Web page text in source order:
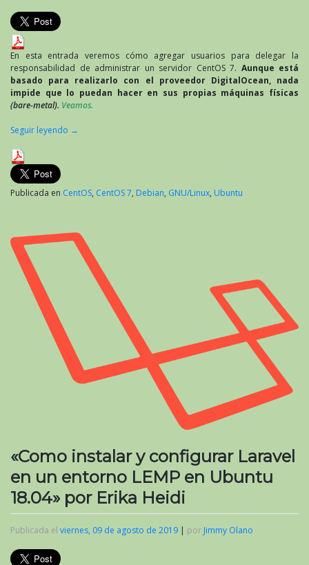
7:
servidor
en
DigitalOcean
En esta entrada veremos cómo agregar usuarios para delegar la
responsabilidad de administrar un servidor CentOS 7. Aunque está
basado para realizarlo con el proveedor DigitalOcean, nada
impide que lo puedan hacer en sus propias máquinas físicas
(bare-metal). Veamos.
Seguir leyendo →
Publicada en CentOS, CentOS 7, Debian, GNU/Linux, Ubuntu
«Como instalar y configurar Laravel
en un entorno LEMP en Ubuntu
18.04» por Erika Heidi
Publicada el viernes, 09 de agosto de 2019 | por Jimmy Olano